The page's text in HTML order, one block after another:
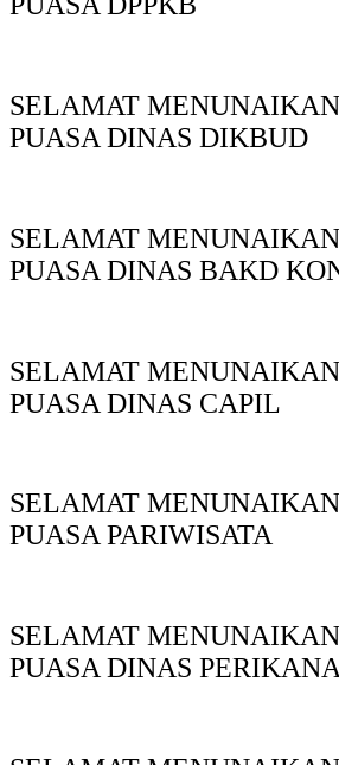
SELAMAT
PUASA DINAS DIKBUD
SELAMAT
PUASA DINAS BAKD
SELAMAT
PUASA DINAS CAPIL
SELAMAT
PUASA PARIWISATA
SELAMAT
PUASA DINAS